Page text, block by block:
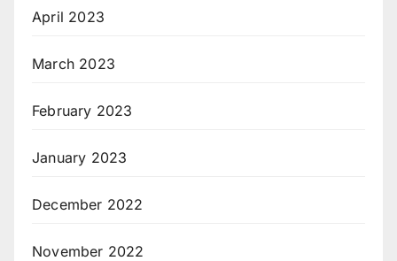
April 2023
March 2023
February 2023
January 2023
December 2022
November 2022